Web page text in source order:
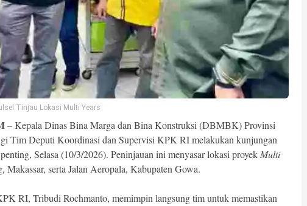
Tinjau Lokasi Multi Years
– Kepala Dinas Bina Marga dan Bina Konstruksi (DBMBK) Provinsi
Tim Deputi Koordinasi dan Supervisi KPK RI melakukan kunjungan
Selasa (10/3/2026). Peninjauan ini menyasar lokasi proyek Multi
serta Jalan Aeropala, Kabupaten Gowa.
RI, Tribudi Rochmanto, memimpin langsung tim untuk memastikan